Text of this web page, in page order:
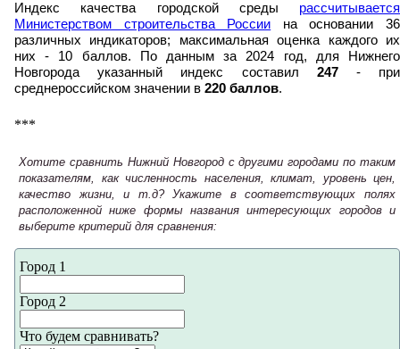
Индекс качества городской среды рассчитывается
Министерством строительства России на основании 36
различных индикаторов; максимальная оценка каждого их
них - 10 баллов. По данным за 2024 год, для Нижнего
Новгорода указанный индекс составил 247- при
среднероссийском значении в 220 баллов.
***
Хотите сравнить Нижний Новгород с другими городами по таким
показателям, как численность населения, климат, уровень цен,
качество жизни, и т.д? Укажите в соответствующих полях
расположенной ниже формы названия интересующих городов и
выберите критерий для сравнения:
Город 1
Город 2
Что будем сравнивать?